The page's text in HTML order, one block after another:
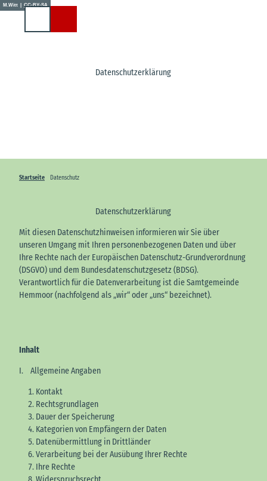
ZM.Witt | CC-BY-SA
Datenschutzerklärung
Startseite Datenschutz
Datenschutzerklärung
Mit diesen Datenschutzhinweisen informieren wir Sie über
unseren Umgang mit Ihren personenbezogenen Daten und über
Ihre Rechte nach der Europäischen Datenschutz-Grundverordnung
(DSGVO) und dem Bundesdatenschutzgesetz (BDSG).
Verantwortlich für die Datenverarbeitung ist die Samtgemeinde
Hemmoor (nachfolgend als „wir“ oder „uns“ bezeichnet).
Inhalt
I. Allgemeine Angaben
Kontakt
Rechtsgrundlagen
Dauer der Speicherung
Kategorien von Empfängern der Daten
Datenübermittlung in Drittländer
Verarbeitung bei der Ausübung Ihrer Rechte
Ihre Rechte